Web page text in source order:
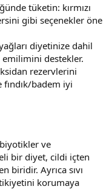
tüketin: kırmızı
gibi seçenekler öne
diyetinize dahil
destekler.
rezervlerini
badem iyi
ve
bir diyet, cildi içten
biridir. Ayrıca sıvı
korumaya